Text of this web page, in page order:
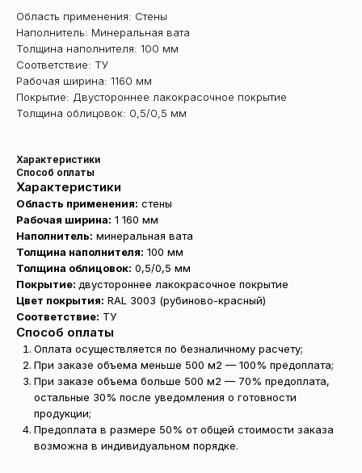
Область применения: Стены
Наполнитель: Минеральная вата
Толщина наполнителя: 100 мм
Соответствие: ТУ
Рабочая ширина: 1160 мм
Покрытие: Двустороннее лакокрасочное покрытие
Толщина облицовок: 0,5/0,5 мм
Характеристики
Способ оплаты
Характеристики
Область применения: стены
Рабочая ширина: 1 160 мм
Наполнитель: минеральная вата
Толщина наполнителя: 100 мм
Толщина облицовок: 0,5/0,5 мм
Покрытие: двустороннее лакокрасочное покрытие
Цвет покрытия: RAL 3003 (рубиново-красный)
Соответствие: ТУ
Способ оплаты
Оплата осуществляется по безналичному расчету;
При заказе объема меньше 500 м2 — 100% предоплата;
При заказе объема больше 500 м2 — 70% предоплата,
остальные 30% после уведомления о готовности
продукции;
Предоплата в размере 50% от общей стоимости заказа
возможна в индивидуальном порядке.
Получите
бесплатный расчёт